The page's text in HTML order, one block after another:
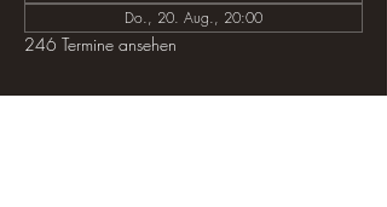
Do., 20. Aug., 20:00
246 Termine ansehen